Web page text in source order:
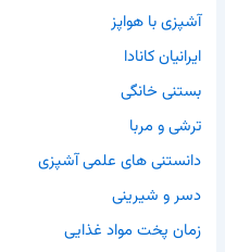
آشپزی با هواپز
ایرانیان کانادا
بستنی خانگی
ترشی و مربا
دانستنی های علمی آشپزی
دسر و شیرینی
زمان پخت مواد غذایی